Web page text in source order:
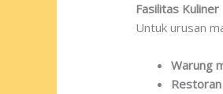
Fasilitas Kuliner
Untuk urusan
Warung